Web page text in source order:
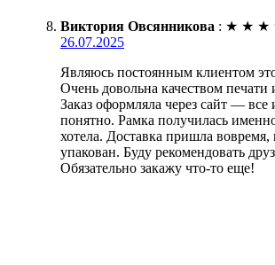
Виктория Овсянникова : ★ ★ ★
26.07.2025
Являюсь постоянным клиентом
Очень довольна качеством
Заказ оформляла через сайт — все
понятно. Рамка получилась
хотела. Доставка пришла вовремя,
упакован. Буду рекомендовать
Обязательно закажу что-то еще!